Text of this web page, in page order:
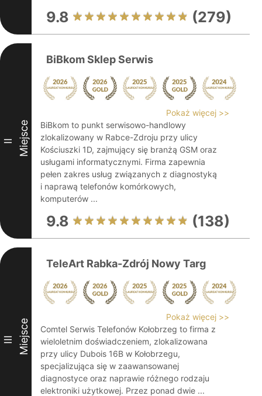
9.8 (279)
II Miejsce
BiBkom Sklep Serwis
Pokaż więcej >>
BiBkom to punkt serwisowo-handlowy
zlokalizowany w Rabce-Zdroju przy ulicy
Kościuszki 1D, zajmujący się branżą GSM oraz
usługami informatycznymi. Firma zapewnia
pełen zakres usług związanych z diagnostyką
i naprawą telefonów komórkowych,
komputerów ...
9.8 (138)
III Miejsce
TeleArt Rabka-Zdrój Nowy Targ
Pokaż więcej >>
Comtel Serwis Telefonów Kołobrzeg to firma z
wieloletnim doświadczeniem, zlokalizowana
przy ulicy Dubois 16B w Kołobrzegu,
specjalizująca się w zaawansowanej
diagnostyce oraz naprawie różnego rodzaju
elektroniki użytkowej. Przez ponad dwie ...